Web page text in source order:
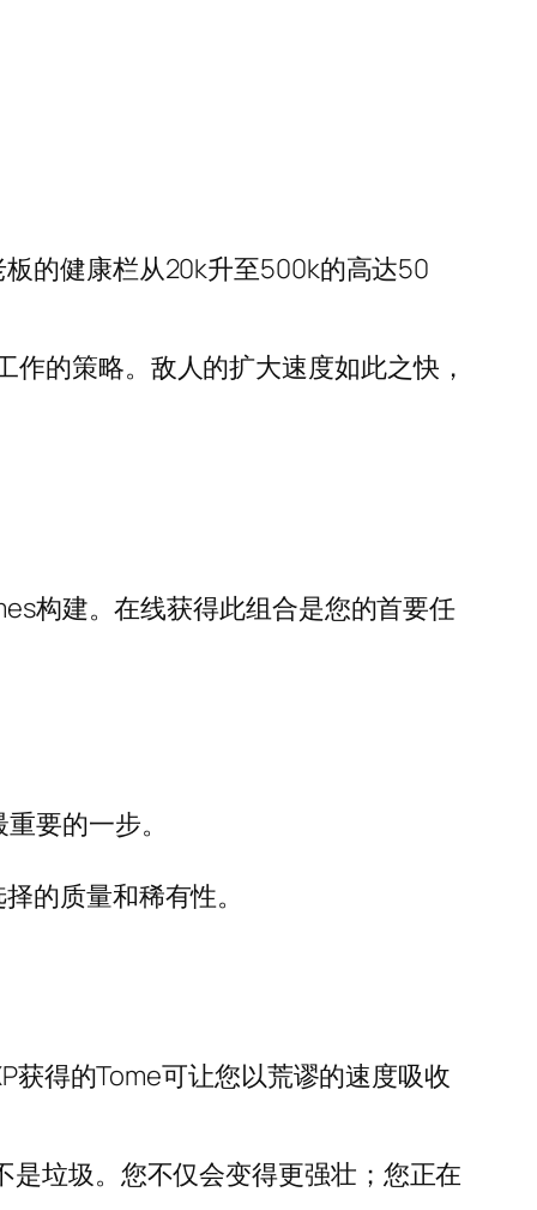
的健康栏从20k升至500k的高达50
的策略。敌人的扩大速度如此之快，
构建。在线获得此组合是您的首要任
要的一步。
的质量和稀有性。
获得的Tome可让您以荒谬的速度吸收
垃圾。您不仅会变得更强壮；您正在